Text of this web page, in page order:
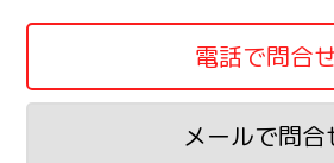
電話で問合
メールで問合